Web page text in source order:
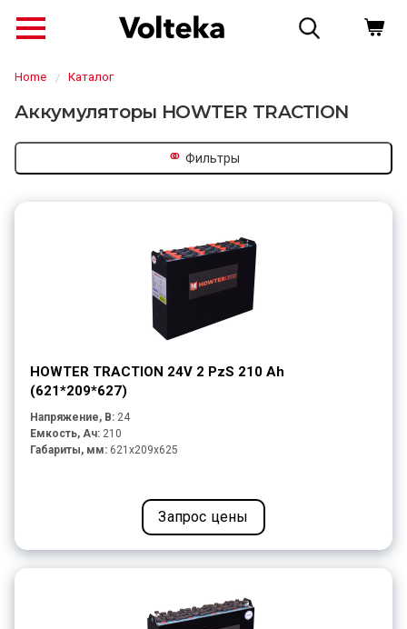
Home Каталог
Аккумуляторы HOWTER TRACTION
⚭ Фильтры
HOWTER TRACTION 24V 2 PzS 210 Ah
(621*209*627)
Напряжение, В: 24
Емкость, Ач: 210
Габариты, мм: 621x209x625
Запрос цены